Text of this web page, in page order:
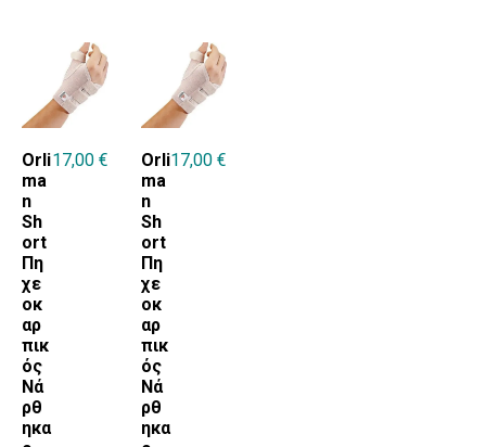
Orli
ma
n
Sh
ort
Πη
χε
οκ
αρ
πικ
ός
Νά
ρθ
ηκα
17,00 €
Orli
ma
n
Sh
ort
Πη
χε
οκ
αρ
πικ
ός
Νά
ρθ
ηκα
17,00 €